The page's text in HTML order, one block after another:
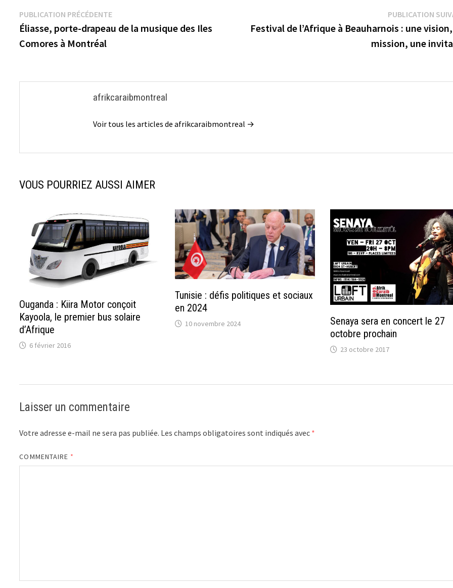
Navigation
de
PUBLICATION PRÉCÉDENTEPublication
précédente :
Éliasse, porte-drapeau de la musique des Iles
Comores à Montréal
PUBLICATION
Festival de l’Afrique à Beauharnois : une
mission, une
afrikcaraibmontreal
Voir tous les articles de afrikcaraibmontreal →
VOUS POURRIEZ AUSSI AIMER
Ouganda : Kiira Motor conçoit
Kayoola, le premier bus solaire
d’Afrique
6 février 2016
Tunisie : défis politiques et sociaux
en 2024
10 novembre 2024
Senaya sera en concert le 27
octobre prochain
23 octobre 2017
Laisser un commentaire
Votre adresse e-mail ne sera pas publiée. Les champs obligatoires sont indiqués avec *
COMMENTAIRE *